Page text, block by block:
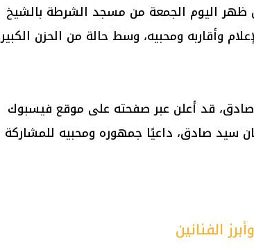
ظهر اليوم الجمعة من مسجد الشرطة بالشيخ
وأقاربه ومحبيه، وسط حالة من الحزن الكبير
صادق، قد أعلن عبر صفحته على موقع فيسبوك
سيد صادق، داعيًا جمهوره ومحبيه للمشاركة
الفنانين